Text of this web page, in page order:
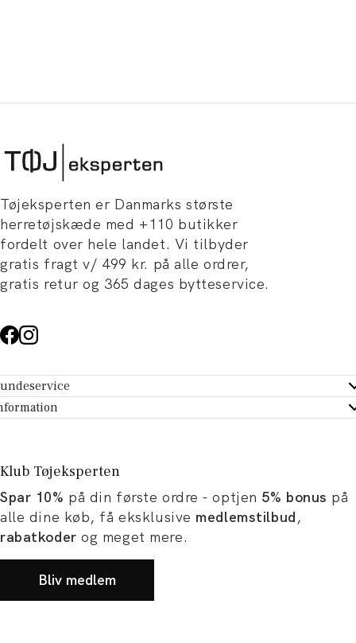
Tøjeksperten er Danmarks største
herretøjskæde med +110 butikker
fordelt over hele landet. Vi tilbyder
gratis fragt v/ 499 kr. på alle ordrer,
gratis retur og 365 dages bytteservice.
- Hjælpecenter
dit køb
Tøjeksperten
og artikler
og karriere
Klub Tøjeksperten
Spar 10% på din første ordre - optjen 5% bonus på
alle dine køb, få eksklusive medlemstilbud,
rabatkoder og meget mere.
Bliv medlem